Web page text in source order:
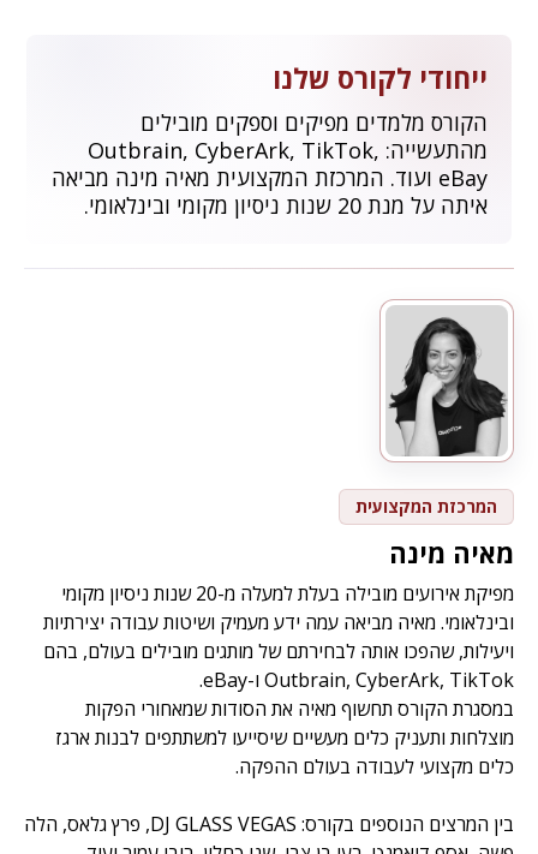
ייחודי לקורס שלנו
הקורס מלמדים מפיקים וספקים מובילים
מהתעשייה: Outbrain, CyberArk, TikTok,
eBay ועוד. המרכזת המקצועית מאיה מינה מביאה
איתה על מנת 20 שנות ניסיון מקומי ובינלאומי.
המרכזת המקצועית
מאיה מינה
מפיקת אירועים מובילה בעלת למעלה מ-20 שנות ניסיון מקומי
ובינלאומי. מאיה מביאה עמה ידע מעמיק ושיטות עבודה יצירתיות
ויעילות, שהפכו אותה לבחירתם של מותגים מובילים בעולם, בהם
Outbrain, CyberArk, TikTok ו-eBay.
במסגרת הקורס תחשוף מאיה את הסודות שמאחורי הפקות
מוצלחות ותעניק כלים מעשיים שיסייעו למשתתפים לבנות ארגז
כלים מקצועי לעבודה בעולם ההפקה.
בין המרצים הנוספים בקורס: DJ GLASS VEGAS, פרץ גלאס, הלה